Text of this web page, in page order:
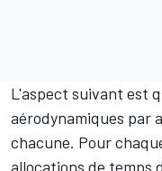
L'aspect suivant est
aérodynamiques par
chacune. Pour
allocations de temps